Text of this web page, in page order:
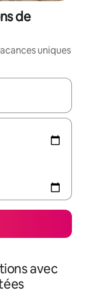
de
uniques
flèches vers le
avec